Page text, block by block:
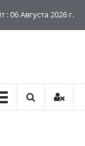
: 06 Августа 2026 г.